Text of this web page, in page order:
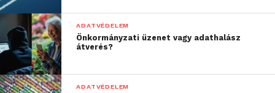
ADATVÉDELEM
Önkormányzati üzenet vagy adathalász
átverés?
ADATVÉDELEM